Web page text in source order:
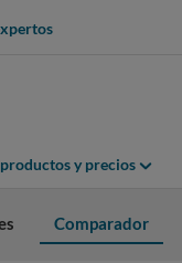
y precios
Comparador